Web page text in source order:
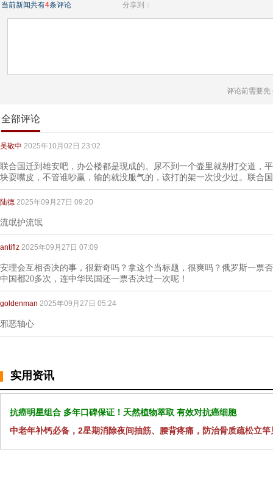
当前新闻共有4条评论 分享到：
评论前需要先
全部评论
吴敬中 2025年10月02日 23:02
联合国迁到雄安吧，办公楼都是现成的。尿不到一个壶里就别打交道，
块耍嘴皮，不管谁吵赢，输的就没服气的，该打的架一次没少过。联合
陆德 2025年09月27日 09:20
流氓护流氓
antiflz 2025年09月27日 07:09
安理会互相否决的事，很新奇吗？拿这个当标题，很爽吗？俄罗斯一票
中国都20多次，连中华民国还一票否决过一次呢！
goldenman 2025年09月27日 05:24
邪恶轴心
实用资讯
抗癌明星组合 多年口碑保证！天然植物萃取 有效对抗癌细胞
中老年补钙必备，2星期消除夜间抽筋、腰背疼痛，防治骨质疏松立竿